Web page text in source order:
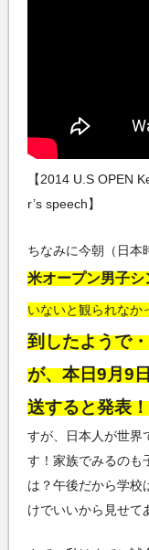
【2014 U.S OPEN
r’s speech】
ちなみに今朝（日本
米オープン男子シ
いないと観られなか
到したようで
が、本日9月9
送すると発表！
すが、日本人が世界
す！家族でみるのも
は？午後だから学校
けでいいから見せて